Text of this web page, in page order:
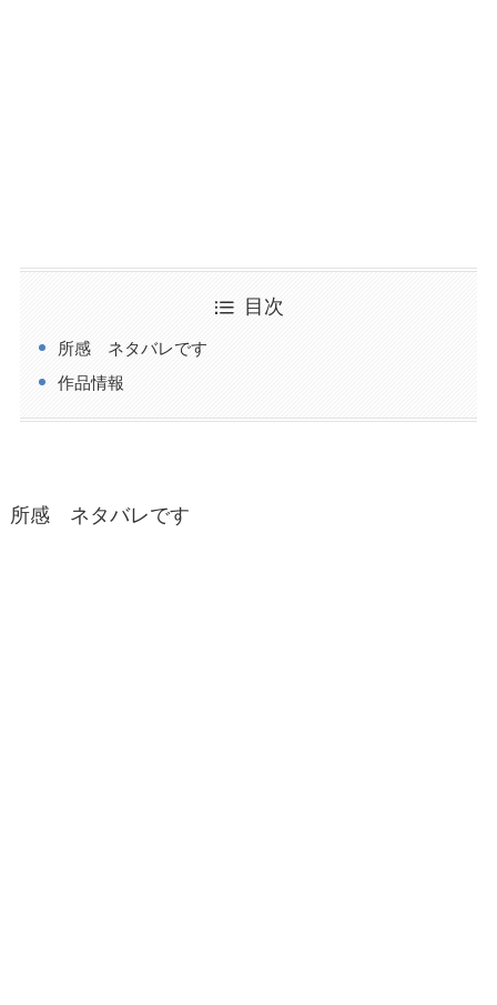
目次
所感 ネタバレです
作品情報
所感 ネタバレです